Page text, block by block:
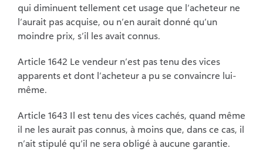
qui diminuent tellement cet usage que l’acheteur ne
l’aurait pas acquise, ou n’en aurait donné qu’un
moindre prix, s’il les avait connus.
Article 1642 Le vendeur n’est pas tenu des vices
apparents et dont l’acheteur a pu se convaincre lui-
même.
Article 1643 Il est tenu des vices cachés, quand même
il ne les aurait pas connus, à moins que, dans ce cas, il
n’ait stipulé qu’il ne sera obligé à aucune garantie.